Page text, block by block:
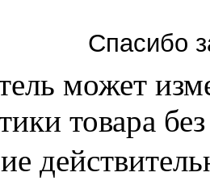
Спасибо
может
товара